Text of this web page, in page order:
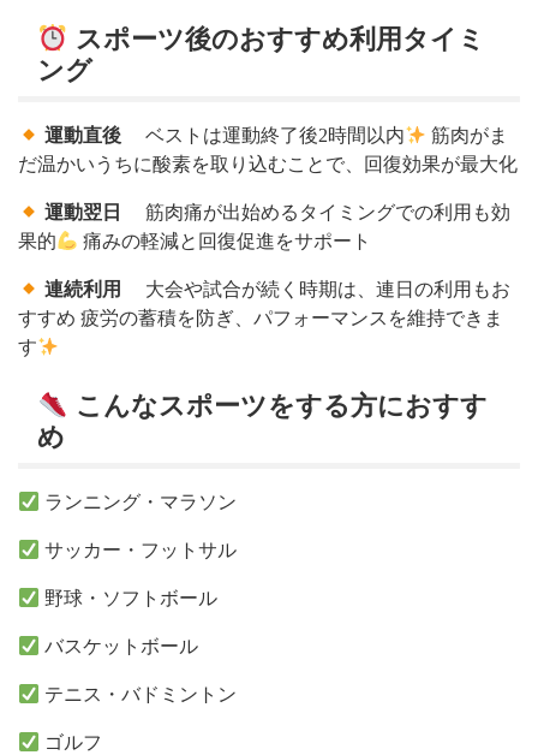
スポーツ後のおすすめ利用タイミ
ング
運動直後ベストは運動終了後2時間以内
筋肉がま
だ温かいうちに酸素を取り込むことで、回復効果が最大化
運動翌日
筋肉痛が出始めるタイミングでの利用も効
果的
痛みの軽減と回復促進をサポート
連続利用
大会や試合が続く時期は、連日の利用もお
すすめ 疲労の蓄積を防ぎ、パフォーマンスを維持できま
す
こんなスポーツをする方におすす
め
ランニング・マラソン
サッカー・フットサル
野球・ソフトボール
バスケットボール
テニス・バドミントン
ゴルフ